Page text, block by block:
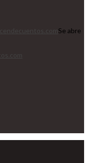
Se abre